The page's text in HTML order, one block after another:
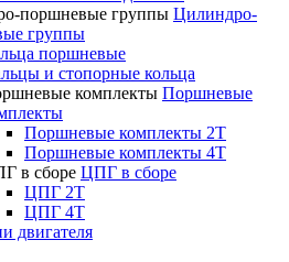
поршневые группы Цилиндро-
группы
поршневые
и стопорные кольца
комплекты Поршневые
Поршневые комплекты 2T
Поршневые комплекты 4T
в сборе ЦПГ в сборе
ЦПГ 2T
ЦПГ 4T
двигателя